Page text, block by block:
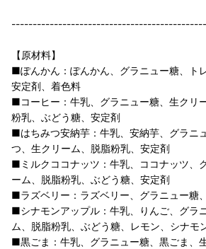
----------------------------------------------
【原材料】
■ぽんかん：ぽんかん、グラニュー糖、ト
安定剤、着色料
■コーヒー：牛乳、グラニュー糖、生クリ
粉乳、ぶどう糖、安定剤
■はちみつ安納芋：牛乳、安納芋、グラニ
つ、生クリーム、脱脂粉乳、安定剤
■ミルクココナッツ：牛乳、ココナッツ、
ーム、脱脂粉乳、ぶどう糖、安定剤
■ラズベリー：ラズベリー、グラニュー糖
■シナモンアップル：牛乳、りんご、グラ
ム、脱脂粉乳、ぶどう糖、レモン、シナモ
■黒ごま：牛乳、グラニュー糖、黒ごま、